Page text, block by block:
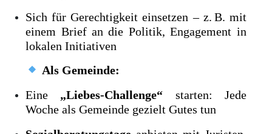
Sich für Gerechtigkeit einsetzen – z. B. mit
einem Brief an die Politik, Engagement in
lokalen Initiativen
Als Gemeinde:
Eine „Liebes-Challenge“ starten: Jede
Woche als Gemeinde gezielt Gutes tun